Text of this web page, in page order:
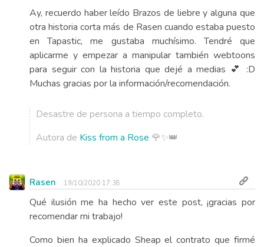
Ay, recuerdo haber leído Brazos de liebre y alguna que
otra historia corta más de Rasen cuando estaba puesto
en Tapastic, me gustaba muchísimo. Tendré que
aplicarme y empezar a manipular también webtoons
para seguir con la historia que dejé a medias 💕 :D
Muchas gracias por la información/recomendación.
Desastre de persona a tiempo completo.
Autora de Kiss from a Rose 🌹✨👑
Rasen 19/10/2020 17:38
Qué ilusión me ha hecho ver este post, ¡gracias por
recomendar mi trabajo!
Como bien ha explicado Sheap el contrato que firmé